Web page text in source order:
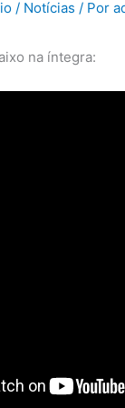
/ Notícias / Por
na íntegra: